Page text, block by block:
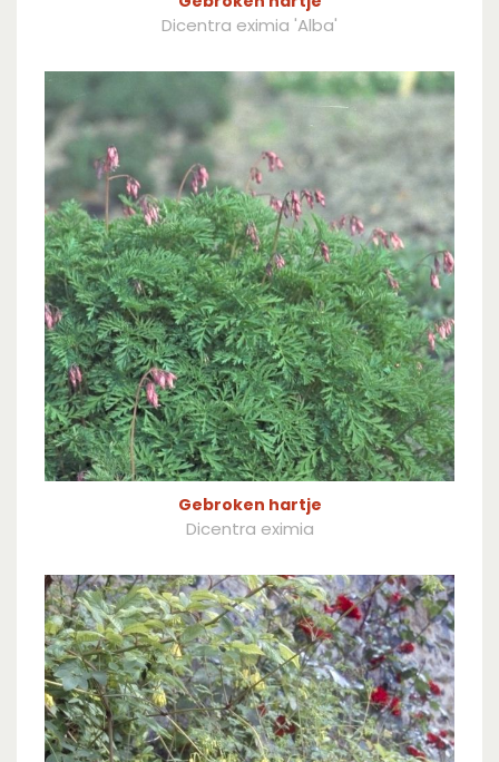
Dicentra eximia 'Alba'
Gebroken hartje
Dicentra eximia